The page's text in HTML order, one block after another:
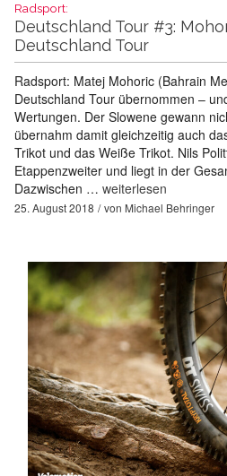
Radsport:
Deutschland Tour #3:
Deutschland Tour
Radsport: Matej Mohoric (Bahrain
Deutschland Tour übernommen –
Wertungen. Der Slowene gewann
übernahm damit gleichzeitig auch
Trikot und das Weiße Trikot. Nils
Etappenzweiter und liegt in der
Dazwischen … weiterlesen
25. August 2018 von Michael Behringer